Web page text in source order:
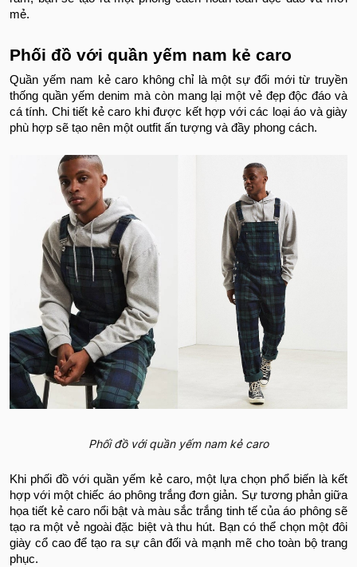
mẻ.
Phối đồ với quần yếm nam kẻ caro
Quần yếm nam kẻ caro không chỉ là một sự đổi mới từ truyền
thống quần yếm denim mà còn mang lại một vẻ đẹp độc đáo và
cá tính. Chi tiết kẻ caro khi được kết hợp với các loại áo và giày
phù hợp sẽ tạo nên một outfit ấn tượng và đầy phong cách.
Phối đồ với quần yếm nam kẻ caro
Khi phối đồ với quần yếm kẻ caro, một lựa chọn phổ biến là kết
hợp với một chiếc áo phông trắng đơn giản. Sự tương phản giữa
họa tiết kẻ caro nổi bật và màu sắc trắng tinh tế của áo phông sẽ
tạo ra một vẻ ngoài đặc biệt và thu hút. Bạn có thể chọn một đôi
giày cổ cao để tạo ra sự cân đối và mạnh mẽ cho toàn bộ trang
phục.